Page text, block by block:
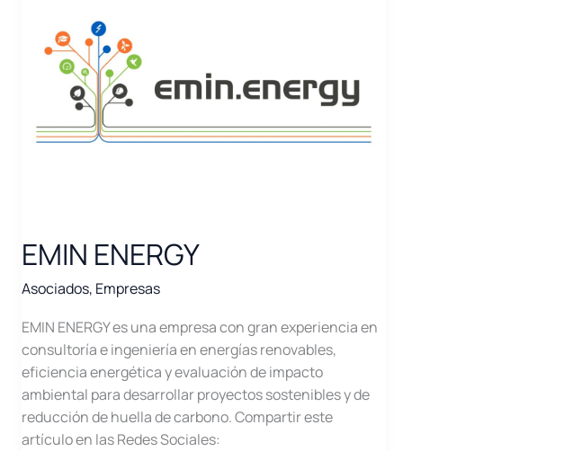
EMIN ENERGY
Asociados, Empresas
EMIN ENERGY es una empresa con gran experiencia en
consultoría e ingeniería en energías renovables,
eficiencia energética y evaluación de impacto
ambiental para desarrollar proyectos sostenibles y de
reducción de huella de carbono. Compartir este
artículo en las Redes Sociales: